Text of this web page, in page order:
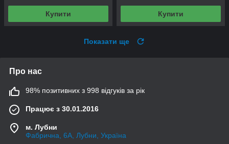
Купити Купити
Показати ще
Про нас
98% позитивних з 998 відгуків за рік
Працює з 30.01.2016
м. Лубни
Фабрична, 6А, Лубни, Україна